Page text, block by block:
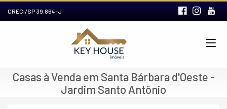
CRECI/SP 39.864-J
Casas à Venda em Santa Bárbara d'Oeste -
Jardim Santo Antônio